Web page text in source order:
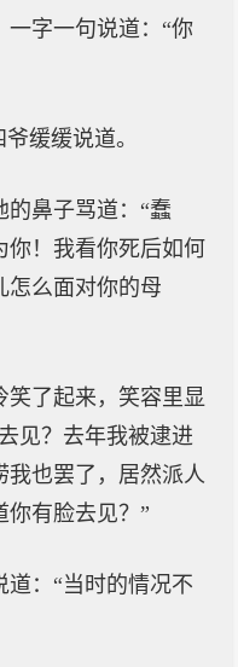
一字一句说道：“你
缓缓说道。
的鼻子骂道：“蠢
你！我看你死后如何
怎么面对你的母
笑了起来，笑容里显
见？去年我被逮进
我也罢了，居然派人
有脸去见？”
：“当时的情况不